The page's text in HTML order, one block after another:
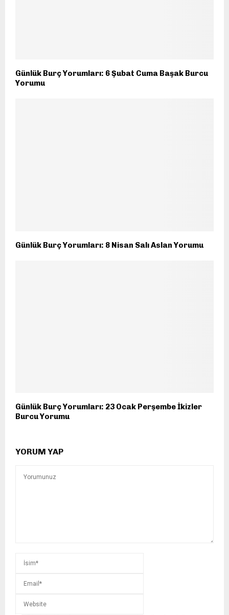
Günlük Burç Yorumları: 6 Şubat Cuma Başak Burcu
Yorumu
Günlük Burç Yorumları: 8 Nisan Salı Aslan Yorumu
Günlük Burç Yorumları: 23 Ocak Perşembe İkizler
Burcu Yorumu
YORUM YAP